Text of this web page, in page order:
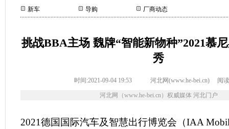
新车 导购 厂商动态
挑战BBA主场 魏牌“智能新物种”2021慕
秀
时间:2021-09-04 19:53 河北网(www.he-bei.cn) 阅
河北网（www.he-bei.cn）权威媒体 河北门户
2021德国国际汽车及智慧出行博览会（IAA